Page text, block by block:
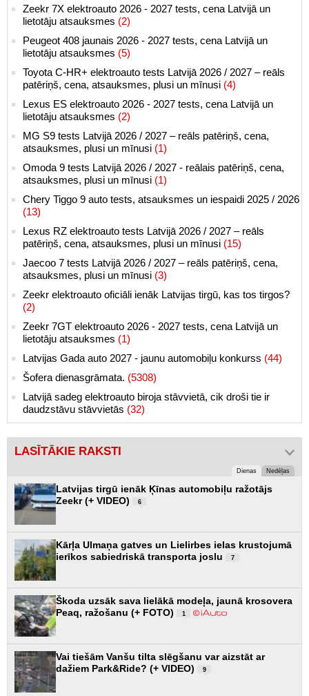
Zeekr 7X elektroauto 2026 - 2027 tests, cena Latvijā un
lietotāju atsauksmes (2)
Peugeot 408 jaunais 2026 - 2027 tests, cena Latvijā un
lietotāju atsauksmes (5)
Toyota C-HR+ elektroauto tests Latvijā 2026 / 2027 – reāls
patēriņš, cena, atsauksmes, plusi un mīnusi (4)
Lexus ES elektroauto 2026 - 2027 tests, cena Latvijā un
lietotāju atsauksmes (2)
MG S9 tests Latvijā 2026 / 2027 – reāls patēriņš, cena,
atsauksmes, plusi un mīnusi (1)
Omoda 9 tests Latvijā 2026 / 2027 - reālais patēriņš, cena,
atsauksmes, plusi un mīnusi (1)
Chery Tiggo 9 auto tests, atsauksmes un iespaidi 2025 / 2026
(13)
Lexus RZ elektroauto tests Latvijā 2026 / 2027 – reāls
patēriņš, cena, atsauksmes, plusi un mīnusi (15)
Jaecoo 7 tests Latvijā 2026 / 2027 – reāls patēriņš, cena,
atsauksmes, plusi un mīnusi (3)
Zeekr elektroauto oficiāli ienāk Latvijas tirgū, kas tos tirgos?
(2)
Zeekr 7GT elektroauto 2026 - 2027 tests, cena Latvijā un
lietotāju atsauksmes (1)
Latvijas Gada auto 2027 - jaunu automobiļu konkurss (44)
Šofera dienasgrāmata. (5308)
Latvijā sadeg elektroauto biroja stāvvietā, cik droši tie ir
daudzstāvu stāvvietās (32)
LASĪTĀKIE RAKSTI
Dienas Nedēļas
Latvijas tirgū ienāk Ķīnas automobiļu ražotājs
Zeekr (+ VIDEO)
6
Kārļa Ulmaņa gatves un Lielirbes ielas krustojumā
ierīkos sabiedriskā transporta joslu
7
Škoda uzsāk sava lielākā modeļa, jaunā krosovera
Peaq, ražošanu (+ FOTO)
1
Vai tiešām Vanšu tilta slēgšanu var aizstāt ar
dažiem Park&Ride? (+ VIDEO)
9